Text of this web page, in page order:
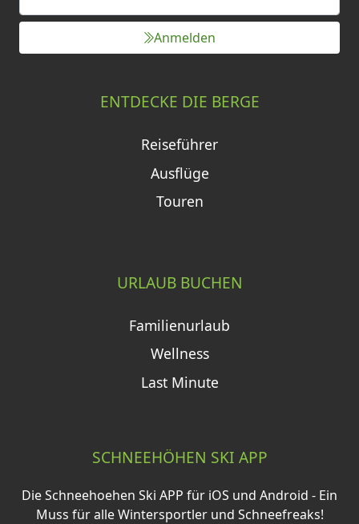
Anmelden
ENTDECKE DIE BERGE
Reiseführer
Ausflüge
Touren
URLAUB BUCHEN
Familienurlaub
Wellness
Last Minute
SCHNEEHÖHEN SKI APP
Die Schneehoehen Ski APP für iOS und Android - Ein
Muss für alle Wintersportler und Schneefreaks!